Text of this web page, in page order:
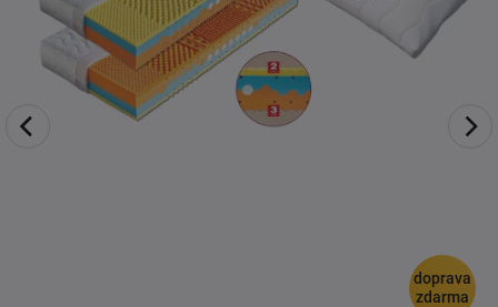
doprava
zdarma